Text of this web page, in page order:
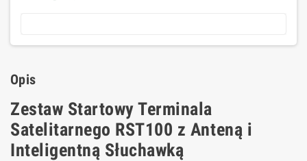
Opis
Zestaw Startowy Terminala
Satelitarnego RST100 z Anteną i
Inteligentną Słuchawką